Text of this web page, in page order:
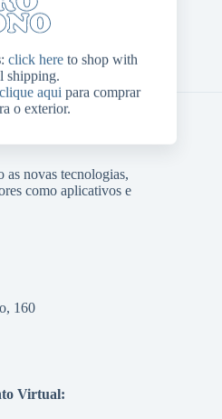
: click here to shop with
shipping.
clique aqui para comprar
o exterior.
Blog
Contato
conta
as novas tecnologias,
como aplicativos e
160
Virtual: